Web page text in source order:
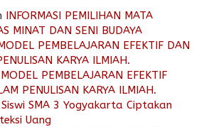
INFORMASI PEMILIHAN MATA
MINAT DAN SENI BUDAYA
PEMBELAJARAN EFEKTIF DAN
KARYA ILMIAH.
PEMBELAJARAN EFEKTIF
PENULISAN KARYA ILMIAH.
Siswi SMA 3 Yogyakarta Ciptakan
Uang